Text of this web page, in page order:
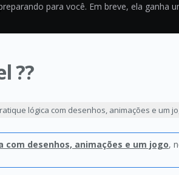
para você. Em breve, ela ganha
??
lógica com desenhos, animações e um
com desenhos, animações e um jogo,